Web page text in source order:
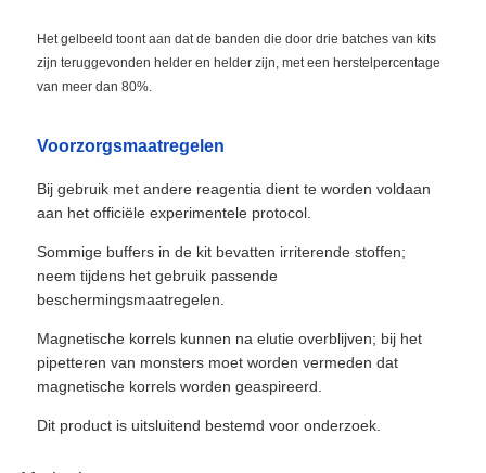
Het gelbeeld toont aan dat de banden die door drie batches van kits
zijn teruggevonden helder en helder zijn, met een herstelpercentage
van meer dan 80%.
Voorzorgsmaatregelen
Bij gebruik met andere reagentia dient te worden voldaan
aan het officiële experimentele protocol.
Sommige buffers in de kit bevatten irriterende stoffen;
neem tijdens het gebruik passende
beschermingsmaatregelen.
Magnetische korrels kunnen na elutie overblijven; bij het
pipetteren van monsters moet worden vermeden dat
magnetische korrels worden geaspireerd.
Dit product is uitsluitend bestemd voor onderzoek.